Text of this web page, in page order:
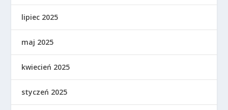
lipiec 2025
maj 2025
kwiecień 2025
styczeń 2025